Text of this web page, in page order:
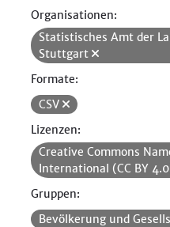
Organisationen:
Statistisches Amt der
Stuttgart
Formate:
CSV
Lizenzen:
Creative Commons
International (CC BY
Gruppen:
Bevölkerung und